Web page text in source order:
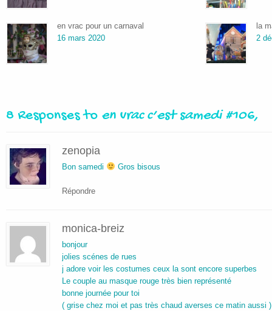
en vrac pour un carnaval
16 mars 2020
la
2
8 Responses to en vrac c’est samedi #106,
zenopia
Bon samedi Gros bisous
Répondre
monica-breiz
bonjour
jolies scénes de rues
j adore voir les costumes ceux la sont encore superbes
Le couple au masque rouge très bien représenté
bonne journée pour toi
( grise chez moi et pas très chaud averses ce matin aussi )